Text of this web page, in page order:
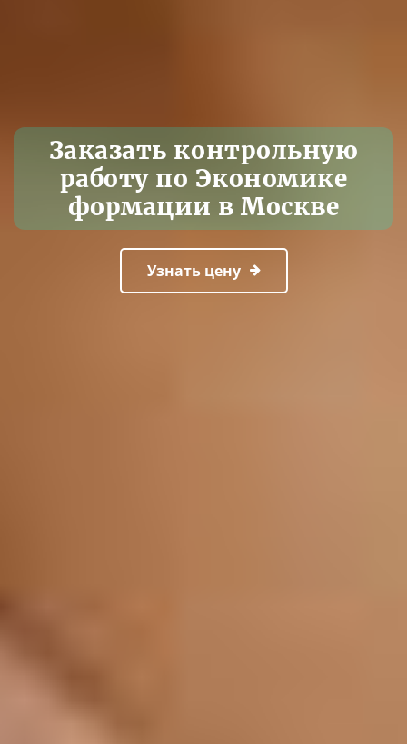
Заказать контрольную
работу по Экономике
формации в Москве
Узнать цену